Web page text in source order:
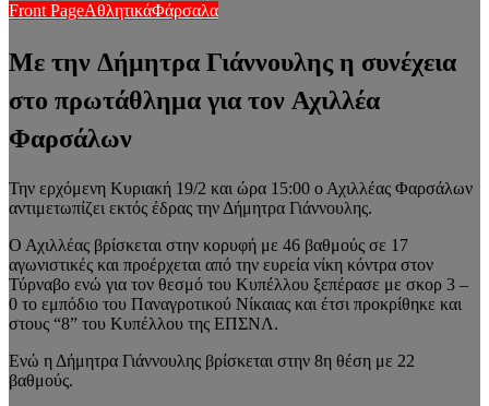
Front PageΑθλητικάΦάρσαλα
Με την Δήμητρα Γιάννουλης η συνέχεια
στο πρωτάθλημα για τον Αχιλλέα
Φαρσάλων
Την ερχόμενη Κυριακή 19/2 και ώρα 15:00 ο Αχιλλέας Φαρσάλων
αντιμετωπίζει εκτός έδρας την Δήμητρα Γιάννουλης.
Ο Αχιλλέας βρίσκεται στην κορυφή με 46 βαθμούς σε 17
αγωνιστικές και προέρχεται από την ευρεία νίκη κόντρα στον
Τύρναβο ενώ για τον θεσμό του Κυπέλλου ξεπέρασε με σκορ 3 –
0 το εμπόδιο του Παναγροτικού Νίκαιας και έτσι προκρίθηκε και
στους “8” του Κυπέλλου της ΕΠΣΝΛ.
Ενώ η Δήμητρα Γιάννουλης βρίσκεται στην 8η θέση με 22
βαθμούς.